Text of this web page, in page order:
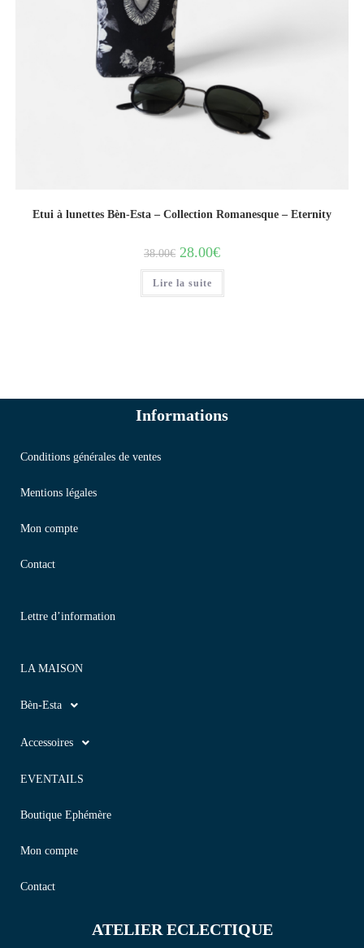
Etui à lunettes Bèn-Esta – Collection Romanesque – Eternity
38.00€ 28.00€
Lire la suite
Informations
Conditions générales de ventes
Mentions légales
Mon compte
Contact
Lettre d’information
LA MAISON
Bèn-Esta
Accessoires
EVENTAILS
Boutique Ephémère
Mon compte
Contact
ATELIER ECLECTIQUE